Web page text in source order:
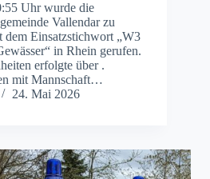
Uhr wurde die
Vallendar zu
dem Einsatzstichwort „W3
in Rhein gerufen.
erfolgte über .
mit Mannschaft…
24. Mai 2026